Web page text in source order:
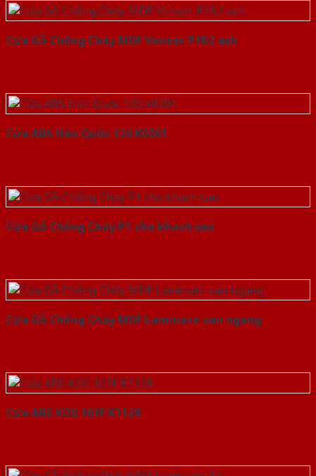
Cửa Gỗ Chống Cháy MDF Veneer P1R2 ash
Cửa ABS Hàn Quốc 120 K0201
Cửa Gỗ Chống Cháy P1 cho khach san
Cửa Gỗ Chống Cháy MDF Laminate van ngang
Cửa ABS KOS 101F K1129